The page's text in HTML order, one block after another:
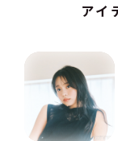
アイ